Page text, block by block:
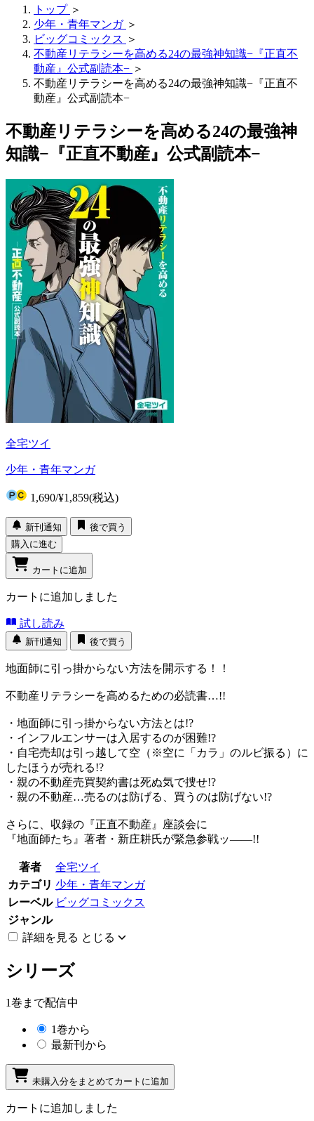
トップ ＞
少年・青年マンガ ＞
ビッグコミックス ＞
不動産リテラシーを高める24の最強神知識−『正直不
動産』公式副読本− ＞
不動産リテラシーを高める24の最強神知識−『正直不
動産』公式副読本−
不動産リテラシーを高める24の最強神
知識−『正直不動産』公式副読本−
全宅ツイ
少年・青年マンガ
1,690/¥1,859(税込)
新刊通知
後で買う
購入に進む
カートに追加
カートに追加しました
試し読み
新刊通知 後で買う
地面師に引っ掛からない方法を開示する！！
不動産リテラシーを高めるための必読書…!!
・地面師に引っ掛からない方法とは!?
・インフルエンサーは入居するのが困難!?
・自宅売却は引っ越して空（※空に「カラ」のルビ振る）に
したほうが売れる!?
・親の不動産売買契約書は死ぬ気で捜せ!?
・親の不動産…売るのは防げる、買うのは防げない!?
さらに、収録の『正直不動産』座談会に
『地面師たち』著者・新庄耕氏が緊急参戦ッ――!!
著者
全宅ツイ
カテゴリ 少年・青年マンガ
レーベル ビッグコミックス
ジャンル
詳細を見る とじる
シリーズ
1巻まで配信中
1巻から
最新刊から
未購入分をまとめてカートに追加
カートに追加しました